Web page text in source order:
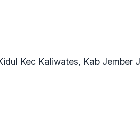
Kec Kaliwates, Kab Jember